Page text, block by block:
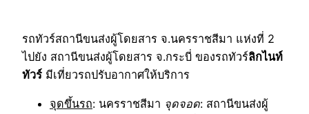
รถทัวร์สถานีขนส่งผู้โดยสาร จ.นครราชสีมา แห่งที่ 2
ไปยัง สถานีขนส่งผู้โดยสาร จ.กระบี่ ของรถทัวร์ลิกไนท์
ทัวร์ มีเที่ยวรถปรับอากาศให้บริการ
จุดขึ้นรถ: นครราชสีมา จุดจอด: สถานีขนส่งผู้